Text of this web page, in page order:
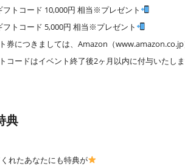
フトコード 10,000円 相当※プレゼント
フトコード 5,000円 相当※プレゼント
券につきましては、Amazon（
コードはイベント終了後2ヶ月以内に付与いたしま
典
れたあなたにも特典が